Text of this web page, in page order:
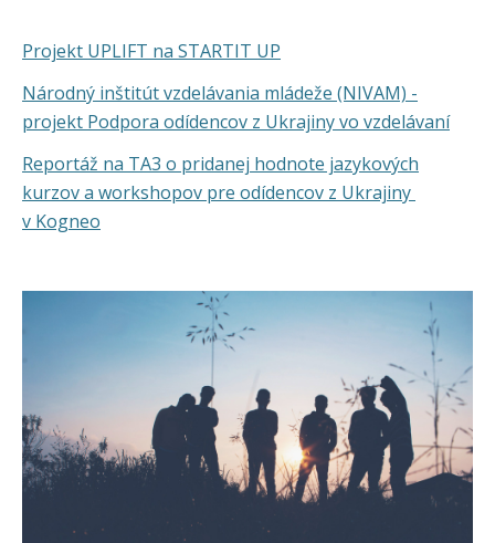
Projekt UPLIFT na STARTIT UP
Národný inštitút vzdelávania mládeže (NIVAM) -
projekt Podpora odídencov z Ukrajiny vo vzdelávaní
Reportáž na TA3 o pridanej hodnote jazykových
kurzov a workshopov pre odídencov z Ukrajiny
v Kogneo